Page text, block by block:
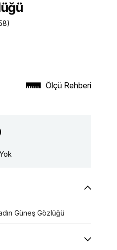
Ölçü Rehberi
Güneş Gözlüğü